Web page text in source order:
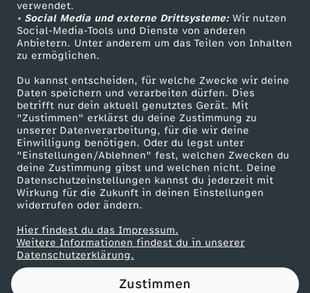
verwendet.
• Social Media und externe Drittsysteme:Wir nutzen
Social-Media-Tools und Dienste von anderen
Anbietern. Unter anderem um das Teilen von Inhalten
zu ermöglichen.
Du kannst entscheiden, für welche Zwecke wir deine
Daten speichern und verarbeiten dürfen. Dies
betrifft nur dein aktuell genutztes Gerät. Mit
"Zustimmen" erklärst du deine Zustimmung zu
unserer Datenverarbeitung, für die wir deine
Einwilligung benötigen. Oder du legst unter
"Einstellungen/Ablehnen" fest, welchen Zwecken du
deine Zustimmung gibst und welchen nicht. Deine
Datenschutzeinstellungen kannst du jederzeit mit
Wirkung für die Zukunft in deinen Einstellungen
widerrufen oder ändern.
Hier findest du das Impressum.
Weitere Informationen findest du in unserer
Datenschutzerklärung.
Zustimmen
W
e
i
h
n
a
c
h
ZDF Unternehmen
Karriere
ZDF goes Schule
Werbefernsehen
Mainzelmännchen
Partner